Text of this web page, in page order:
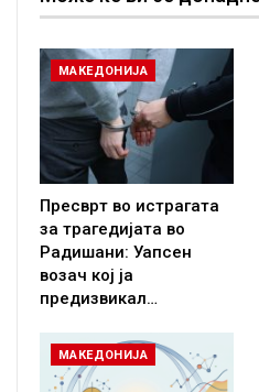
МАКЕДОНИЈА
Пресврт во истрагата
за трагедијата во
Радишани: Уапсен
возач кој ја
предизвикал…
МАКЕДОНИЈА